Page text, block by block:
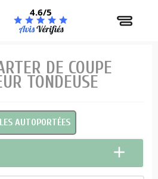
4.6/5
DE COUPE
TONDEUSE
AUTOPORTÉES